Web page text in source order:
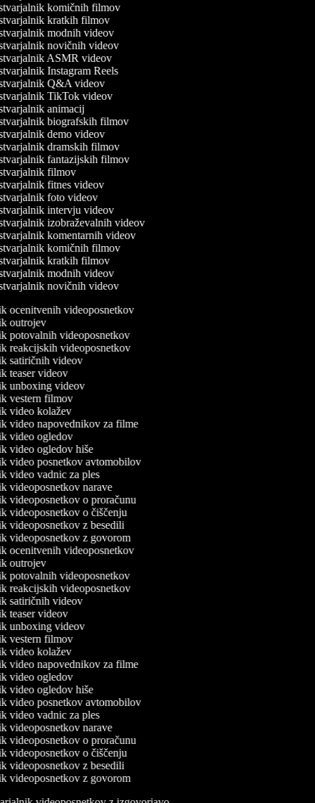
komičnih filmov
kratkih filmov
modnih videov
novičnih videov
ASMR videov
Instagram Reels
Q&A videov
TikTok videov
animacij
biografskih filmov
demo videov
dramskih filmov
fantazijskih filmov
filmov
fitnes videov
foto videov
intervju videov
izobraževalnih videov
komentarnih videov
komičnih filmov
kratkih filmov
modnih videov
novičnih videov
ocenitvenih videoposnetkov
outrojev
potovalnih videoposnetkov
reakcijskih videoposnetkov
satiričnih videov
teaser videov
unboxing videov
vestern filmov
video kolažev
video napovednikov za filme
video ogledov
video ogledov hiše
video posnetkov avtomobilov
video vadnic za ples
videoposnetkov narave
videoposnetkov o proračunu
videoposnetkov o čiščenju
videoposnetkov z besedili
videoposnetkov z govorom
ocenitvenih videoposnetkov
outrojev
potovalnih videoposnetkov
reakcijskih videoposnetkov
satiričnih videov
teaser videov
unboxing videov
vestern filmov
video kolažev
video napovednikov za filme
video ogledov
video ogledov hiše
video posnetkov avtomobilov
video vadnic za ples
videoposnetkov narave
videoposnetkov o proračunu
videoposnetkov o čiščenju
videoposnetkov z besedili
videoposnetkov z govorom